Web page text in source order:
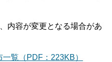
内容が変更となる場合があ
覧（PDF：223KB）